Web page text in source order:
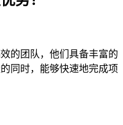
的团队，他们具备丰富的
同时，能够快速地完成项